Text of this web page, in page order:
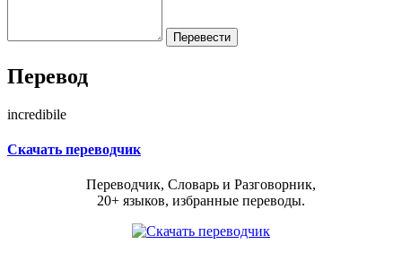
Перевод
incredibile
Скачать переводчик
Переводчик, Словарь и Разговорник,
20+ языков, избранные переводы.